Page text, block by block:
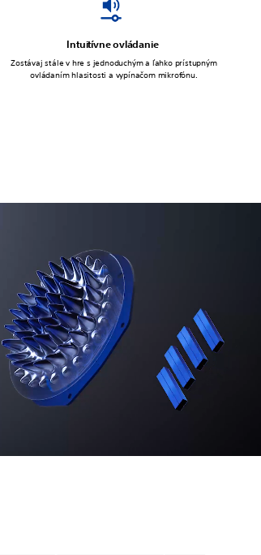
Intuitívne ovládanie
Zostávaj stále v hre s jednoduchým a ľahko prístupným
ovládaním hlasitosti a vypínačom mikrofónu.